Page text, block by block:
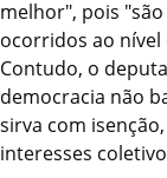
melhor", pois
ocorridos ao
Contudo, o
democracia não
sirva com
interesses